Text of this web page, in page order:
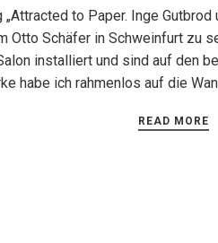
to Paper. Inge
Otto Schäfer in Schweinfurt zu
installiert und sind auf den
habe ich rahmenlos auf die
READ MORE